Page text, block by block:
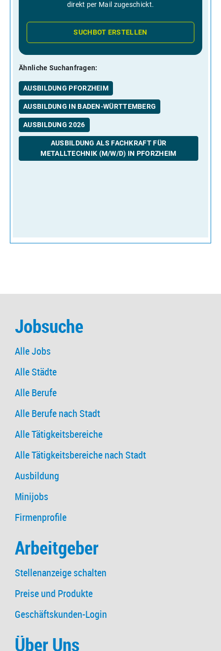
Jobsuche
Alle Jobs
Alle Städte
Alle Berufe
Alle Berufe nach Stadt
Alle Tätigkeitsbereiche
Alle Tätigkeitsbereiche nach Stadt
Ausbildung
Minijobs
Firmenprofile
Arbeitgeber
Stellenanzeige schalten
Preise und Produkte
Geschäftskunden-Login
Über Uns